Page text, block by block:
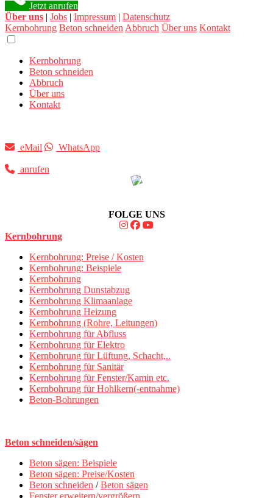
Jetzt anrufen
Über uns | Jobs | Impressum | Datenschutz
Kernbohrung Beton schneiden Abbruch Über uns Kontakt
Kernbohrung
Beton schneiden
Abbruch
Über uns
Kontakt
eMail WhatsApp
anrufen
FOLGE UNS
Kernbohrung
Kernbohrung: Preise / Kosten
Kernbohrung: Beispiele
Kernbohrung
Kernbohrung Dunstabzug
Kernbohrung Klimaanlage
Kernbohrung Heizung
Kernbohrung (Rohre, Leitungen)
Kernbohrung für Abfluss
Kernbohrung für Elektro
Kernbohrung für Lüftung, Schacht,..
Kernbohrung für Sanitär
Kernbohrung für Fenster/Kamin etc.
Kernbohrung für Hohlkern(-entnahme)
Beton-Bohrungen
Beton schneiden/sägen
Beton sägen: Beispiele
Beton sägen: Preise/Kosten
Beton schneiden /Beton sägen
Fenster erweitern/vergrößern